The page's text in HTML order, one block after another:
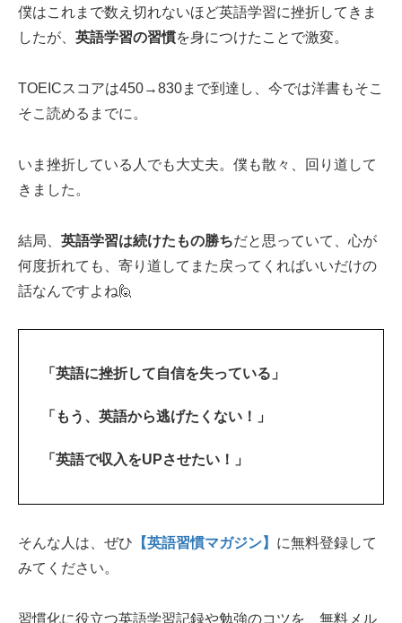
僕はこれまで数え切れないほど英語学習に挫折してきま
したが、 英語学習の習慣を身につけたことで激変。
TOEICスコアは450→830まで到達し、今では洋書もそこ
そこ読めるまでに。
いま挫折している人でも大丈夫。僕も散々、回り道して
きました。
結局、 英語学習は続けたもの勝ちだと思っていて、心が
何度折れても、寄り道してまた戻ってくればいいだけの
話なんですよね🙋‍
「英語に挫折して自信を失っている」
「もう、英語から逃げたくない！」
「英語で収入をUPさせたい！」
そんな人は、ぜひ 【英語習慣マガジン】 に無料登録して
みてください。
習慣化に役立つ英語学習記録や勉強のコツを、無料メル